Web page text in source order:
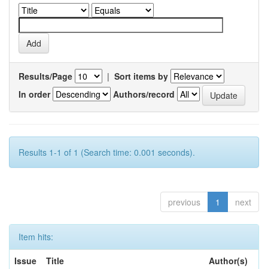
Results/Page | Sort items by
In order
Authors/record
Results 1-1 of 1 (Search time: 0.001 seconds).
previous 1 next
Item hits:
Issue
Title Author(s)